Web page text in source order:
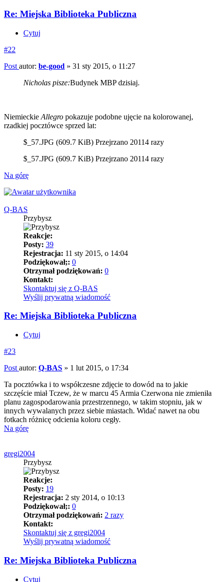
Re: Miejska Biblioteka Publiczna
Cytuj
#22
Post autor: be-good » 31 sty 2015, o 11:27
Nicholas pisze:Budynek MBP dzisiaj.
Niemieckie Allegro pokazuje podobne ujęcie na kolorowanej,
rzadkiej pocztówce sprzed lat:
$_57.JPG (609.7 KiB) Przejrzano 20114 razy
$_57.JPG (609.7 KiB) Przejrzano 20114 razy
Na górę
Q-BAS
Przybysz
Reakcje:
Posty: 39
Rejestracja: 11 sty 2015, o 14:04
Podziękował;: 0
Otrzymał podziękowań: 0
Kontakt:
Skontaktuj się z Q-BAS
Wyślij prywatną wiadomość
Re: Miejska Biblioteka Publiczna
Cytuj
#23
Post autor: Q-BAS » 1 lut 2015, o 17:34
Ta pocztówka i to współczesne zdjęcie to dowód na to jakie
szczęście miał Tczew, że w marcu 45 Armia Czerwona nie zmieniła
planu zagospodarowania przestrzennego, w takim stopniu, jak w
innych wywalanych przez siebie miastach. Widać nawet na obu
fotkach różnicę odcienia koloru cegły.
Na górę
gregi2004
Przybysz
Reakcje:
Posty: 19
Rejestracja: 2 sty 2014, o 10:13
Podziękował;: 0
Otrzymał podziękowań: 2 razy
Kontakt:
Skontaktuj się z gregi2004
Wyślij prywatną wiadomość
Re: Miejska Biblioteka Publiczna
Cytuj